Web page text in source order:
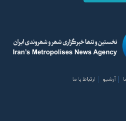
آرشیو ارتباط با ما